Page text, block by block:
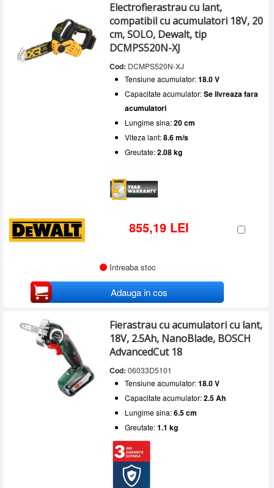
Electrofierastrau cu lant,
compatibil cu acumulatori 18V, 20
cm, SOLO, Dewalt, tip
DCMPS520N-XJ
Cod: DCMPS520N-XJ
Tensiune acumulator:18.0 V
Capacitate acumulator:Se livreaza fara
acumulatori
Lungime sina:20 cm
Viteza lant:8.6 m/s
Greutate:2.08 kg
855,19 LEI
Intreaba stoc
Adauga in cos
Fierastrau cu acumulatori cu lant,
18V, 2.5Ah, NanoBlade, BOSCH
AdvancedCut 18
Cod: 06033D5101
Tensiune acumulator:18.0 V
Capacitate acumulator:2.5 Ah
Lungime sina:6.5 cm
Greutate:1.1 kg